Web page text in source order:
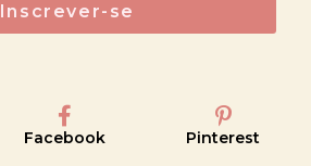
Inscrever-se
Facebook Pinterest